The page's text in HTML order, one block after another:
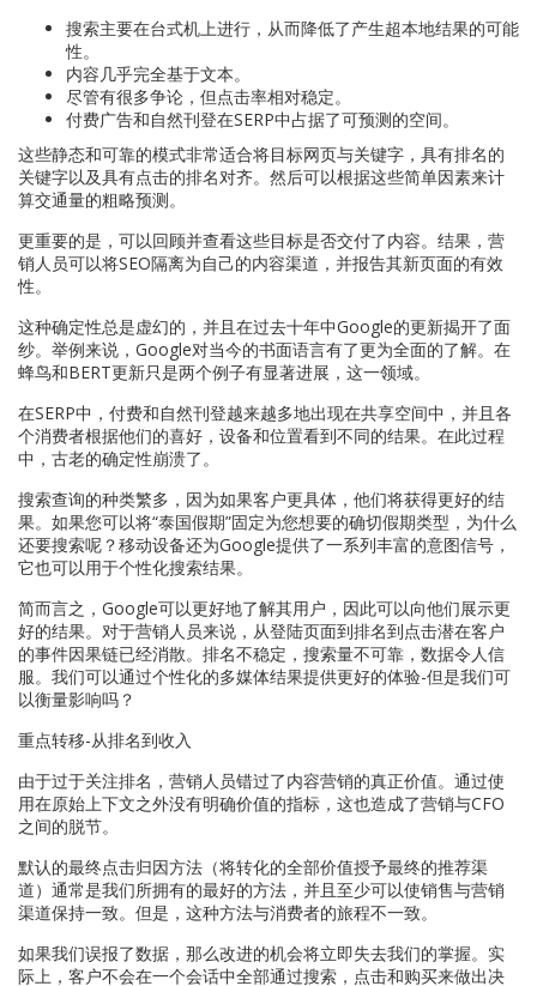
搜索主要在台式机上进行，从而降低了产生超本地结果的可能
性。
内容几乎完全基于文本。
尽管有很多争论，但点击率相对稳定。
付费广告和自然刊登在SERP中占据了可预测的空间。
这些静态和可靠的模式非常适合将目标网页与关键字，具有排名的
关键字以及具有点击的排名对齐。然后可以根据这些简单因素来计
算交通量的粗略预测。
更重要的是，可以回顾并查看这些目标是否交付了内容。结果，营
销人员可以将SEO隔离为自己的内容渠道，并报告其新页面的有效
性。
这种确定性总是虚幻的，并且在过去十年中Google的更新揭开了面
纱。举例来说，Google对当今的书面语言有了更为全面的了解。在
蜂鸟和BERT更新只是两个例子有显著进展，这一领域。
在SERP中，付费和自然刊登越来越多地出现在共享空间中，并且各
个消费者根据他们的喜好，设备和位置看到不同的结果。在此过程
中，古老的确定性崩溃了。
搜索查询的种类繁多，因为如果客户更具体，他们将获得更好的结
果。如果您可以将“泰国假期”固定为您想要的确切假期类型，为什么
还要搜索呢？移动设备还为Google提供了一系列丰富的意图信号，
它也可以用于个性化搜索结果。
简而言之，Google可以更好地了解其用户，因此可以向他们展示更
好的结果。对于营销人员来说，从登陆页面到排名到点击潜在客户
的事件因果链已经消散。排名不稳定，搜索量不可靠，数据令人信
服。我们可以通过个性化的多媒体结果提供更好的体验-但是我们可
以衡量影响吗？
重点转移-从排名到收入
由于过于关注排名，营销人员错过了内容营销的真正价值。通过使
用在原始上下文之外没有明确价值的指标，这也造成了营销与CFO
之间的脱节。
默认的最终点击归因方法（将转化的全部价值授予最终的推荐渠
道）通常是我们所拥有的最好的方法，并且至少可以使销售与营销
渠道保持一致。但是，这种方法与消费者的旅程不一致。
如果我们误报了数据，那么改进的机会将立即失去我们的掌握。实
际上，客户不会在一个会话中全部通过搜索，点击和购买来做出决